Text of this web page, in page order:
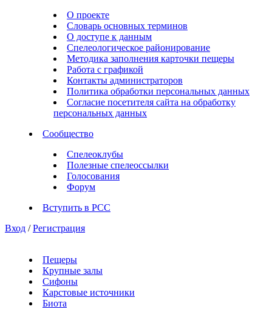
О проекте
Словарь основных терминов
О доступе к данным
Спелеологическое районирование
Методика заполнения карточки пещеры
Работа с графикой
Контакты администраторов
Политика обработки персональных данных
Согласие посетителя сайта на обработку
персональных данных
Сообщество
Спелеоклубы
Полезные спелеоссылки
Голосования
Форум
Вступить в РСС
Вход / Регистрация
Пещеры
Крупные залы
Сифоны
Карстовые источники
Биота